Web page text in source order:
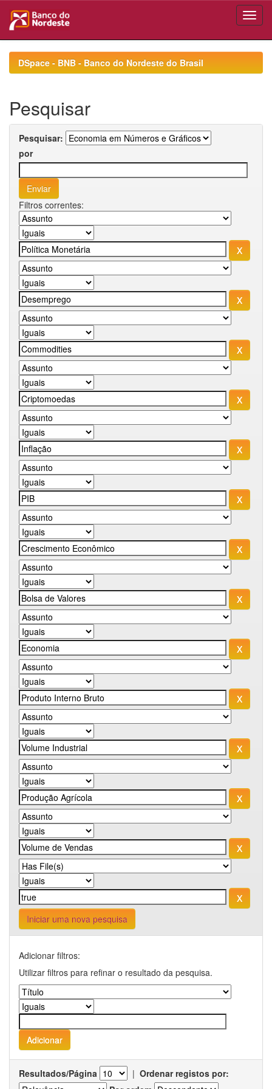
navigationDSpace - BNB - Banco do Nordeste do Brasil
Pesquisar
Pesquisar:
por
Filtros correntes:
Iniciar uma nova pesquisa
Adicionar filtros:
Utilizar filtros para refinar o resultado da pesquisa.
Resultados/Página | Ordenar registos por: